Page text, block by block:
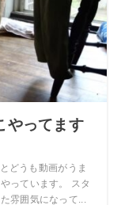
やってます
どうも動画がうま
っています。 スタ
雰囲気になって...